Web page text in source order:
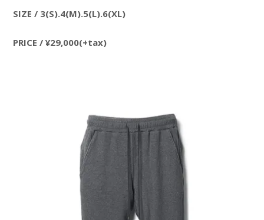
SIZE / 3(S).4(M).5(L).6(XL)
PRICE / ¥29,000(+tax)